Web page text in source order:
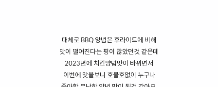
대체로 BBQ 양념은 후라이드에 비해
맛이 떨어진다는 평이 많았던것 같은데
2023년에 치킨양념맛이 바뀌면서
이번에 맛을보니 호불호없이 누구나